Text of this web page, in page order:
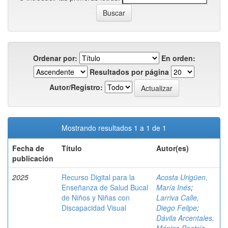
Ordenar por:
En orden:
Resultados por página
Autor/Registro:
Mostrando resultados 1 a 1 de 1
Fecha de
publicación
Título Autor(es)
2025
Recurso Digital para la
Enseñanza de Salud Bucal
de Niños y Niñas con
Discapacidad Visual
Acosta Urigüen,
María Inés;
Larriva Calle,
Diego Felipe;
Dávila Arcentales,